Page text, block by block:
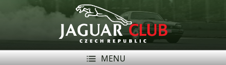
MENU